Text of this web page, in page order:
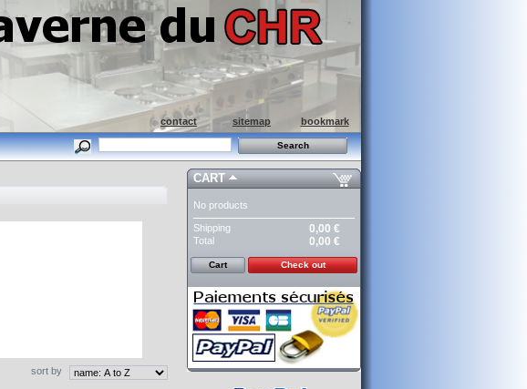
contact sitemap bookmark
sort by
CART
No products
Shipping 0,00 €
Total 0,00 €
Cart Check out